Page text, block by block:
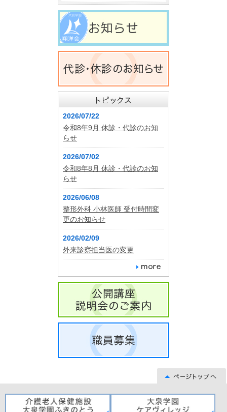
2026/07/22
令和8年9月 休診・代診のお知
らせ
2026/07/02
令和8年8月 休診・代診のお知
らせ
2026/06/08
整形外科 小林医師 受付時間変
更のお知らせ
2026/02/09
外来診察担当医の変更